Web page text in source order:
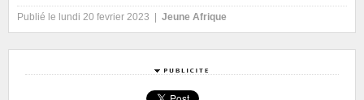
Publié le lundi 20 fevrier 2023 | Jeune Afrique